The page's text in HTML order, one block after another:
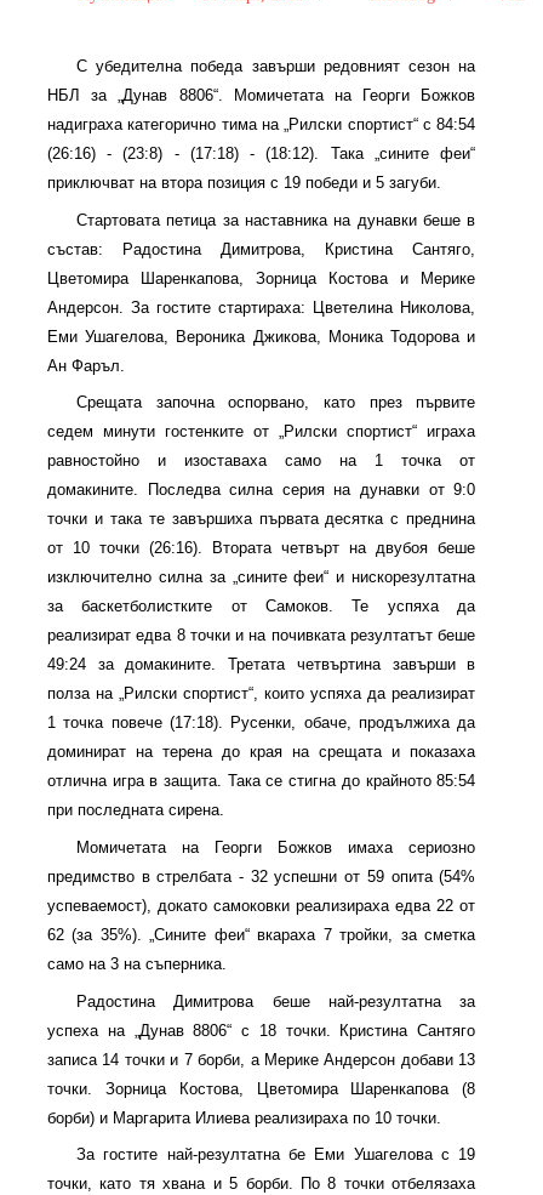
С убедителна победа завърши редовният сезон на
НБЛ за „Дунав 8806“. Момичетата на Георги Божков
надиграха категорично тима на „Рилски спортист“ с 84:54
(26:16) - (23:8) - (17:18) - (18:12). Така „сините феи“
приключват на втора позиция с 19 победи и 5 загуби.
Стартовата петица за наставника на дунавки беше в
състав: Радостина Димитрова, Кристина Сантяго,
Цветомира Шаренкапова, Зорница Костова и Мерике
Андерсон. За гостите стартираха: Цветелина Николова,
Еми Ушагелова, Вероника Джикова, Моника Тодорова и
Ан Фаръл.
Срещата започна оспорвано, като през първите
седем минути гостенките от „Рилски спортист“ играха
равностойно и изоставаха само на 1 точка от
домакините. Последва силна серия на дунавки от 9:0
точки и така те завършиха първата десятка с преднина
от 10 точки (26:16). Втората четвърт на двубоя беше
изключително силна за „сините феи“ и нискорезултатна
за баскетболистките от Самоков. Те успяха да
реализират едва 8 точки и на почивката резултатът беше
49:24 за домакините. Третата четвъртина завърши в
полза на „Рилски спортист“, които успяха да реализират
1 точка повече (17:18). Русенки, обаче, продължиха да
доминират на терена до края на срещата и показаха
отлична игра в защита. Така се стигна до крайното 85:54
при последната сирена.
Момичетата на Георги Божков имаха сериозно
предимство в стрелбата - 32 успешни от 59 опита (54%
успеваемост), докато самоковки реализираха едва 22 от
62 (за 35%). „Сините феи“ вкараха 7 тройки, за сметка
само на 3 на съперника.
Радостина Димитрова беше най-резултатна за
успеха на „Дунав 8806“ с 18 точки. Кристина Сантяго
записа 14 точки и 7 борби, а Мерике Андерсон добави 13
точки. Зорница Костова, Цветомира Шаренкапова (8
борби) и Маргарита Илиева реализираха по 10 точки.
За гостите най-резултатна бе Еми Ушагелова с 19
точки, като тя хвана и 5 борби. По 8 точки отбелязаха